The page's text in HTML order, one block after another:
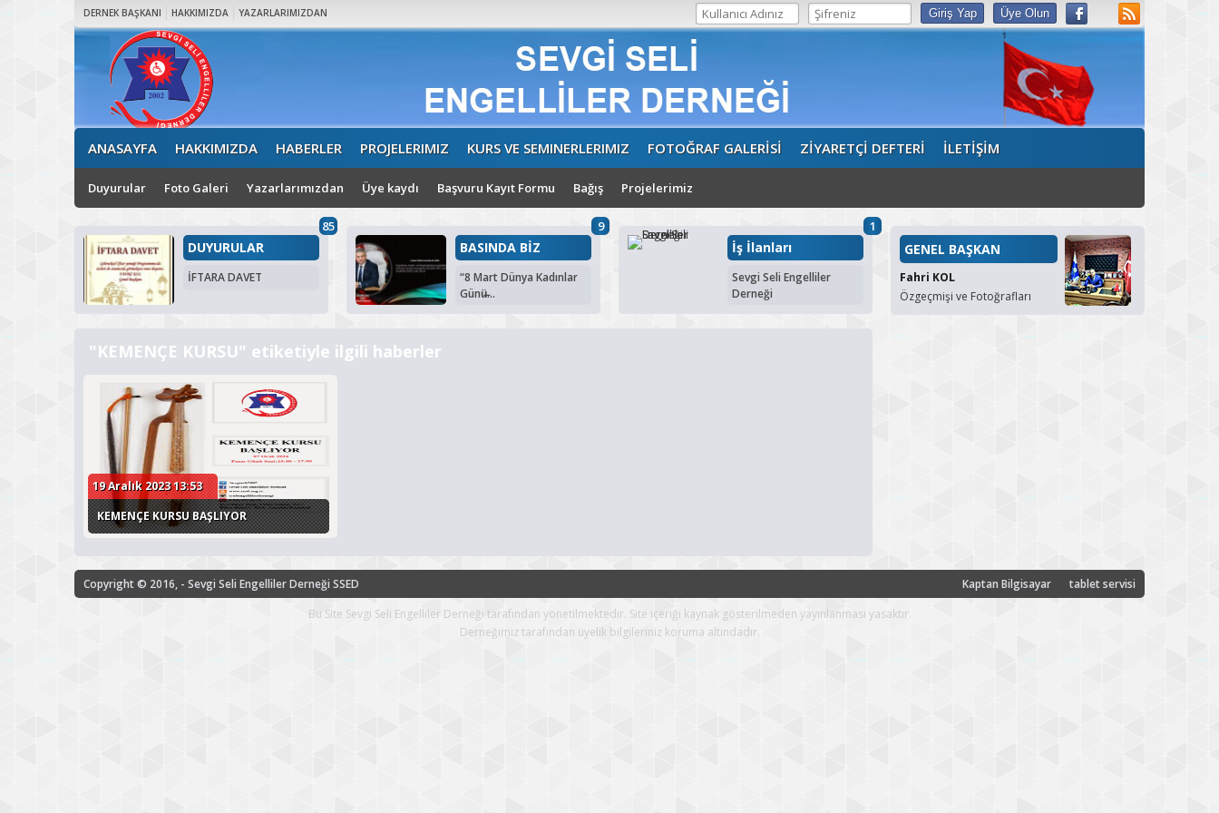
DERNEK BAŞKANI HAKKIMIZDA YAZARLARIMIZDAN
ANASAYFA HAKKIMIZDA HABERLER PROJELERIMIZ KURS VE SEMINERLERIMIZ FOTOĞRAF GALERİSİ ZİYARETÇİ DEFTERİ İLETİŞİM
Duyurular Foto Galeri Yazarlarımızdan Üye kaydı Başvuru Kayıt Formu Bağış Projelerimiz
85
DUYURULAR
İFTARA DAVET
9
BASINDA BİZ
“8 Mart Dünya Kadınlar
Günü̶...
1
İş İlanları
Sevgi Seli Engelliler
Derneği
GENEL BAŞKAN
Fahri KOL
Özgeçmişi ve Fotoğrafları
"KEMENÇE KURSU" etiketiyle ilgili haberler
19 Aralık 2023 13:53
KEMENÇE KURSU BAŞLIYOR
Copyright © 2016, - Sevgi Seli Engelliler Derneği SSED Kaptan Bilgisayar
tablet servisi
Bu Site Sevgi Seli Engelliler Derneği tarafından yönetilmektedir. Site içeriği kaynak gösterilmeden yayınlanması yasaktır.
Derneğimiz tarafından üyelik bilgileriniz koruma altındadır.